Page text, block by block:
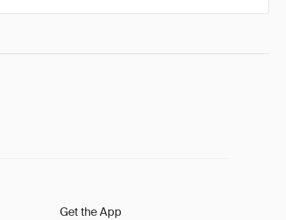
Get the App